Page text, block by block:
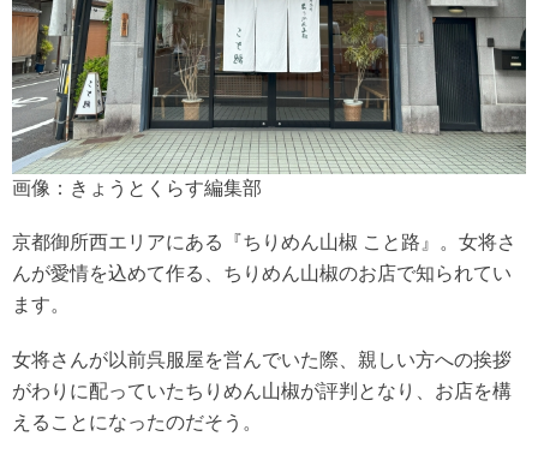
画像：きょうとくらす編集部
京都御所西エリアにある『ちりめん山椒 こと路』。女将さ
んが愛情を込めて作る、ちりめん山椒のお店で知られてい
ます。
女将さんが以前呉服屋を営んでいた際、親しい方への挨拶
がわりに配っていたちりめん山椒が評判となり、お店を構
えることになったのだそう。